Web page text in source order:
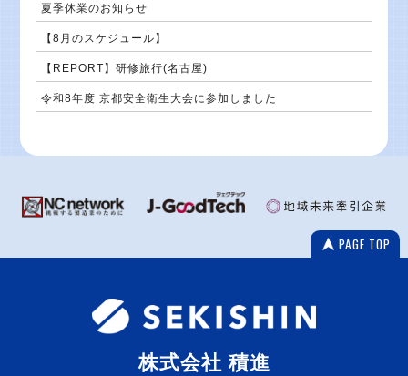
夏季休業のお知らせ
【8月のスケジュール】
【REPORT】研修旅行(名古屋)
令和8年度 京都安全衛生大会に参加しました
PAGE TOP
株式会社 積進